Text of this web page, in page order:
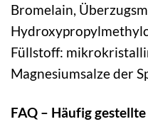
Bromelain,
Füllstoff:
Magnesiumsalze der
FAQ – Häufig